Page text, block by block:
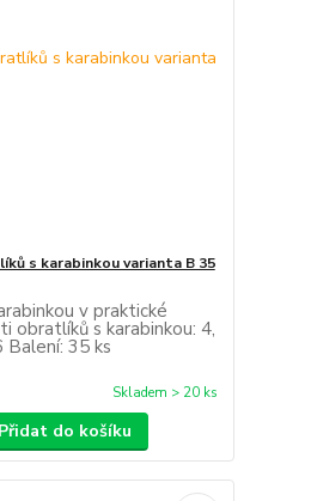
s karabinkou varianta B 35
v praktické
obratlíků s karabinkou: 4,
Balení: 35 ks
Skladem > 20 ks
Přidat do košíku